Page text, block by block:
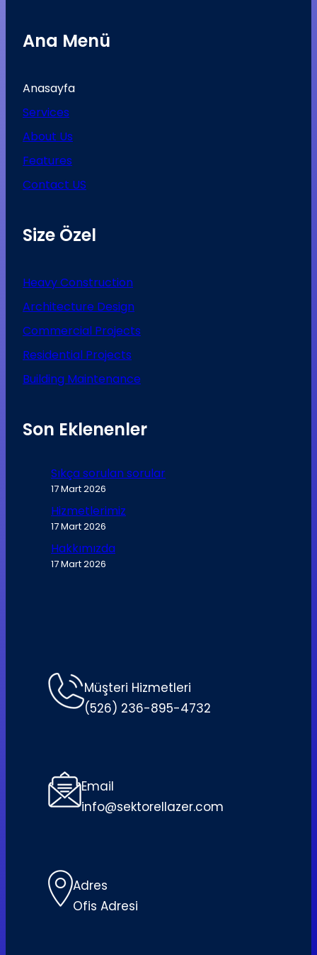
Ana Menü
Anasayfa
Services
About Us
Features
Contact US
Size Özel
Heavy Construction
Architecture Design
Commercial Projects
Residential Projects
Building Maintenance
Son Eklenenler
Sıkça sorulan sorular
17 Mart 2026
Hizmetlerimiz
17 Mart 2026
Hakkımızda
17 Mart 2026
Müşteri Hizmetleri
(526) 236-895-4732
Email
info@sektorellazer.com
Adres
Ofis Adresi